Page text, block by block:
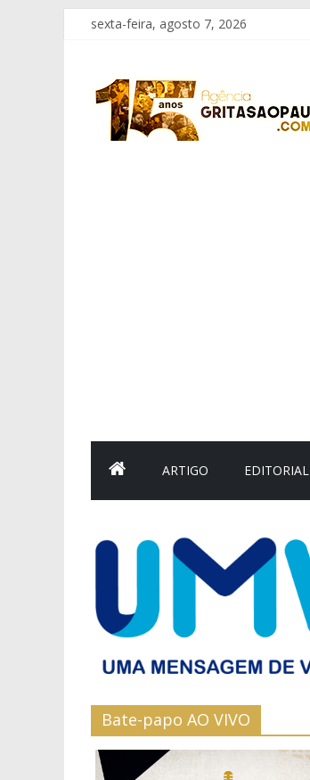
Pular
conteúdo
sexta-feira, agosto 7, 2026
Grita
São
ARTIGO EDITORIAL
Bate-papo AO VIVO